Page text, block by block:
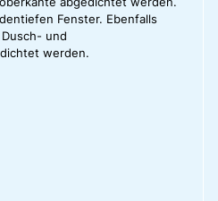
Fenster. Ebenfalls
und
werden.